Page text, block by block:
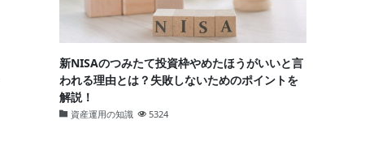
新NISAのつみたて投資枠やめたほうがいいと言
われる理由とは？失敗しないためのポイントを
解説！
資産運用の知識 5324